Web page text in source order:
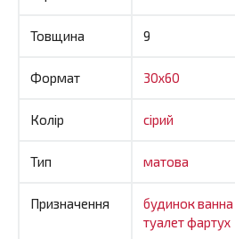
Товщина 9
Формат 30x60
Колір сірий
Тип матова
Призначення будинокванна
туалетфартух